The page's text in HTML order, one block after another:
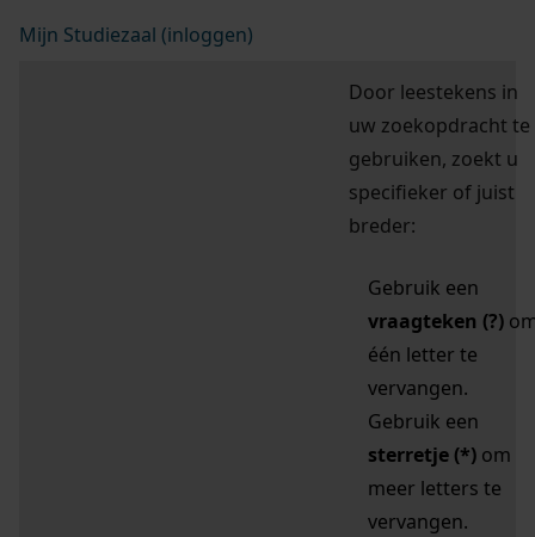
Mijn Studiezaal (inloggen)
Door leestekens in
uw zoekopdracht te
gebruiken, zoekt u
specifieker of juist
breder:
Gebruik een
vraagteken (?)
één letter te
vervangen.
Gebruik een
sterretje (*) om
meer letters te
vervangen.